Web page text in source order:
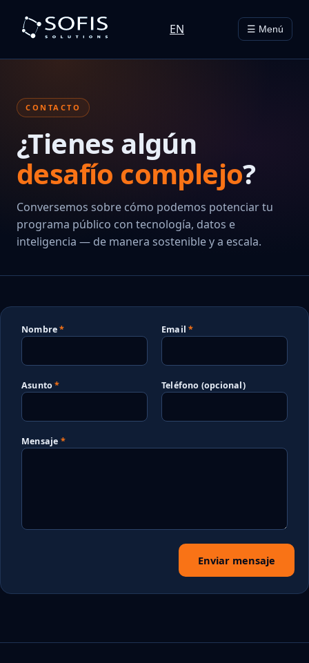
EN ☰ Menú
CONTACTO
¿Tienes algún
desafío complejo?
Conversemos sobre cómo podemos potenciar tu
programa público con tecnología, datos e
inteligencia — de manera sostenible y a escala.
Nombre Email
Asunto Teléfono (opcional)
Mensaje
Enviar mensaje